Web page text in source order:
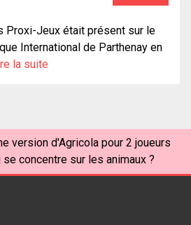
Proxi-Jeux était présent sur le
International de Parthenay en
la suite
version d'Agricola pour 2 joueurs
concentre sur les animaux ?